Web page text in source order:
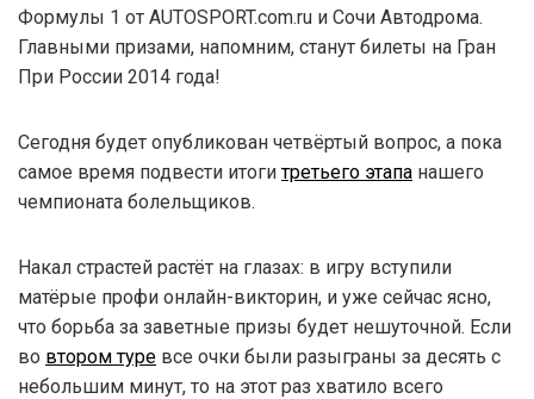
Формулы 1 от AUTOSPORT.com.ru и Сочи Автодрома.
Главными призами, напомним, станут билеты на Гран
При России 2014 года!
Сегодня будет опубликован четвёртый вопрос, а пока
самое время подвести итогитретьего этапа нашего
чемпионата болельщиков.
Накал страстей растёт на глазах: в игру вступили
матёрые профи онлайн-викторин, и уже сейчас ясно,
что борьба за заветные призы будет нешуточной. Если
во втором туре все очки были разыграны за десять с
небольшим минут, то на этот раз хватило всего